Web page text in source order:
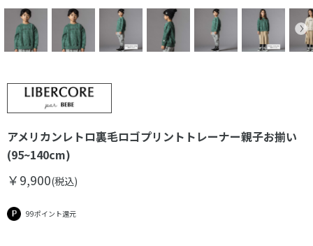
アメリカンレトロ裏毛ロゴプリントトレーナー親子お揃い
(95~140cm)
￥9,900(税込)
99ポイント還元